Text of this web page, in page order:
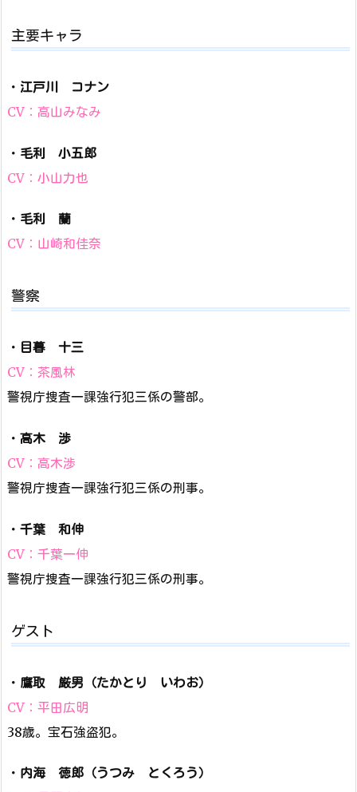
主要キャラ
・ 江戸川 コナン
CV：高山みなみ
・ 毛利 小五郎
CV：小山力也
・ 毛利 蘭
CV：山崎和佳奈
警察
・ 目暮 十三
CV：茶風林
警視庁捜査一課強行犯三係の警部。
・ 高木 渉
CV：高木渉
警視庁捜査一課強行犯三係の刑事。
・ 千葉 和伸
CV：千葉一伸
警視庁捜査一課強行犯三係の刑事。
ゲスト
・ 鷹取 厳男（たかとり いわお）
CV：平田広明
38歳。宝石強盗犯。
・ 内海 徳郎（うつみ とくろう）